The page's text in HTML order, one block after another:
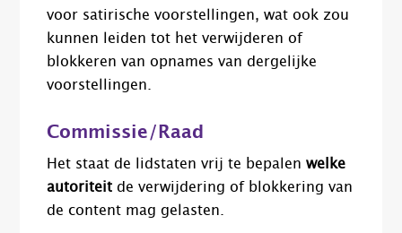
voor satirische voorstellingen, wat ook zou
kunnen leiden tot het verwijderen of
blokkeren van opnames van dergelijke
voorstellingen.
Commissie/Raad
Het staat de lidstaten vrij te bepalenwelke
autoriteit de verwijdering of blokkering van
de content mag gelasten.